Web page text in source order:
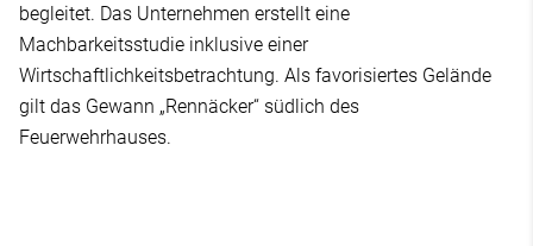
begleitet. Das Unternehmen erstellt eine
Machbarkeitsstudie inklusive einer
Wirtschaftlichkeitsbetrachtung. Als favorisiertes Gelände
gilt das Gewann „Rennäcker“ südlich des
Feuerwehrhauses.